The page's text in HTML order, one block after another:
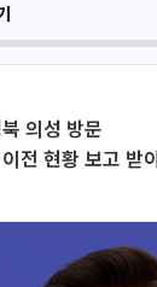
의성 방문
전 현황 보고 받